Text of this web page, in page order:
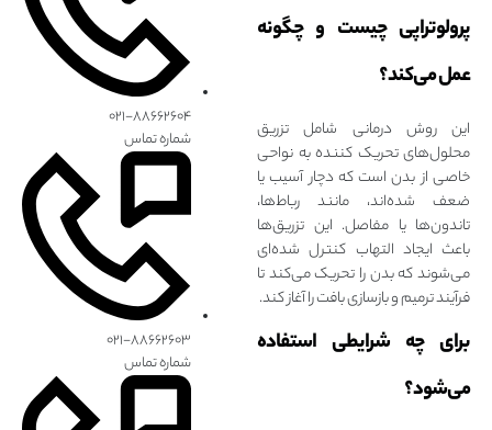
پرولوتراپی چیست و چگونه
عمل می‌کند؟
این روش درمانی شامل تزریق
محلول‌های تحریک‌‌ کننده به نواحی
خاصی از بدن است که دچار آسیب یا
ضعف شده‌اند، مانند رباط‌ها،
تاندون‌ها یا مفاصل. این تزریق‌ها
باعث ایجاد التهاب کنترل‌ شده‌ای
می‌شوند که بدن را تحریک می‌کند تا
فرآیند ترمیم و بازسازی بافت را آغاز کند.
برای چه شرایطی استفاده
می‌شود؟
۰۲۱-۸۸۶۶۲۶۰۴
شماره تماس
۰۲۱-۸۸۶۶۲۶۰۳
شماره تماس